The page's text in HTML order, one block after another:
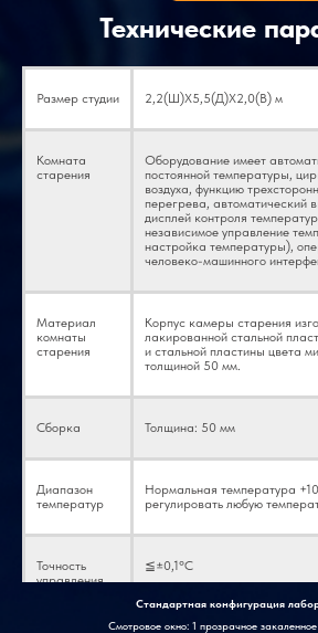
Технические
Размер студии 2,2(Ш)X5,5(Д)X2,0(В) м
Комната
старения
Оборудование имеет
постоянной температуры,
воздуха, функцию
перегрева, автоматический
дисплей контроля
независимое управление
настройка температуры),
человеко-машинного
Материал
комнаты
старения
Корпус камеры старения
лакированной стальной
и стальной пластины цвета
толщиной 50 мм.
Сборка Толщина: 50 мм
Диапазон
температур
Нормальная температура
регулировать любую
Точность
управления
≦±0,1°С
Стандартная конфигурация
Смотровое окно: 1 прозрачное